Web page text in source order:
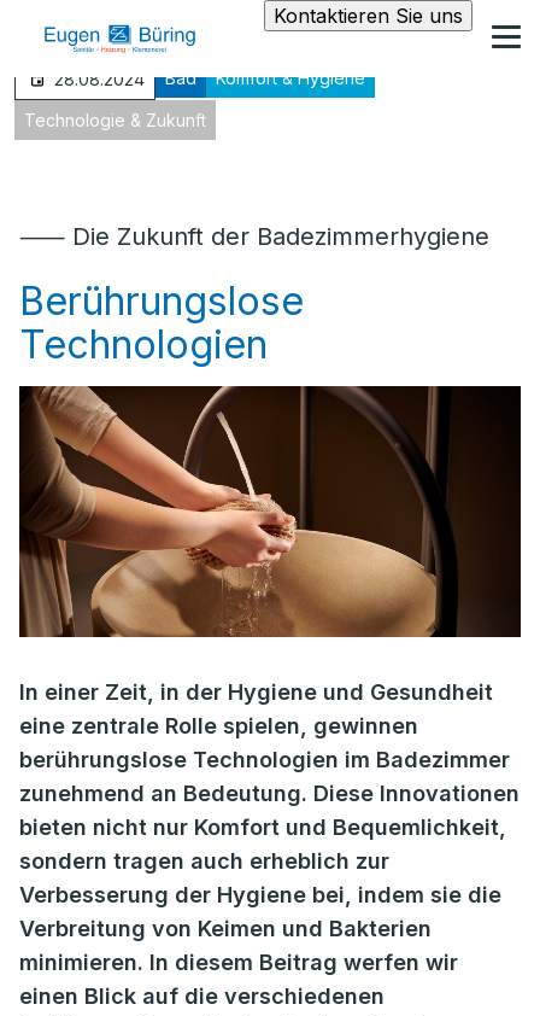
Kontaktieren Sie uns
28.08.2024 Bad Komfort & Hygiene
Technologie & Zukunft
⸺ Die Zukunft der Badezimmerhygiene
Berührungslose
Technologien
In einer Zeit, in der Hygiene und Gesundheit
eine zentrale Rolle spielen, gewinnen
berührungslose Technologien im Badezimmer
zunehmend an Bedeutung. Diese Innovationen
bieten nicht nur Komfort und Bequemlichkeit,
sondern tragen auch erheblich zur
Verbesserung der Hygiene bei, indem sie die
Verbreitung von Keimen und Bakterien
minimieren. In diesem Beitrag werfen wir
einen Blick auf die verschiedenen